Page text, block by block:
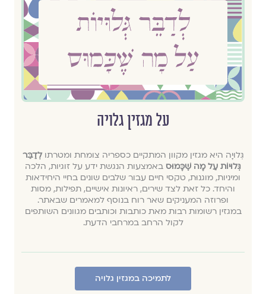
על מגזין גלויה
גְּלוּיָה היא מגזין מקוון המתקיים כספריה צומחת ומטרתולְדַבֵּר
גְּלוּיוֹת עַל מָה שֶׁכָּמוּס באמצעות הנגשת ידע על זוגיות, הלכה
ומיניות, מוגנוּת, טקסי חיים עבור שלבים שונים בחיי היחידאות
והיחד. כל זאת לצד שירים, ראיונות אישיים, תפילות, מסות
ופרוזה המעניקים שאר רוח בנוסף למאמרים שבאתר.
במגזין רשומות רבות מאת כותבות וכותבים מגוונים השותפים
לקול הרחב במרחבי הדעת.
לתמיכה במגזין גלויה